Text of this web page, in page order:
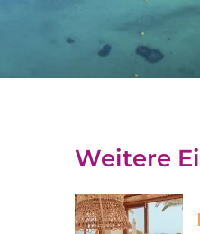
Weitere